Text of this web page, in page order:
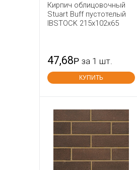
Кирпич облицовочный
Stuart Buff пустотелый
IBSTOCK 215x102x65
47,68Р за 1 шт.
КУПИТЬ